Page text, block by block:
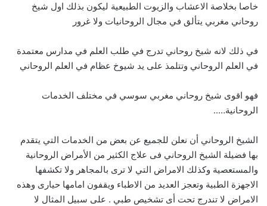
خاصا بخلاصة الاعشاب والزيوت الطبيعية ليكون بذلك اول شيخ
روحاني مغربي يتألق في مجال الروحانيات ولا غرور
في ذلك لانه شيخ روحاني تدرج في طلب العلم في مدارس معتمدة
في العلم الروحاني وتتلمذ على يد شيوخ عظام في العلم الروحاني
فهو اقوى شيخ روحاني مغربي سوسي في مختلف الخدمات
الروحانية…..
الشيخ الروحاني أن نعلن للجميع عن بعض من الخدمات التي يتقدم
بها فضيلة الشيخ الروحاني فى علاج الكثير من الأمراض الروحانية
والمستعصية وكذلك الامراض التي لا ترى بالمجاهر ولا تكشفها
الاجهزة الطبية وتعجز العديد من الاطباء ويقفون امامها حيارى وهذه
الامراض لا تندرج تحت أى تشخيص طبي . على سبيل المثال لا